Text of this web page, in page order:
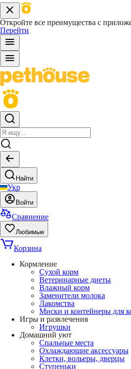
Откройте все преимущества с
Перейти
Найти
Укр
Войти
Сравнение
Любимые
Корзина
Кормление
Сухой корм
Ветеринарные диеты
Влажный корм
Заменители молока
Лакомства
Миски и контейнеры для
Игры и развлечения
Игрушки
Домашний уют
Спальные места
Охлаждающие аксессуары
Клетки, вольеры, дверцы
Ступеньки